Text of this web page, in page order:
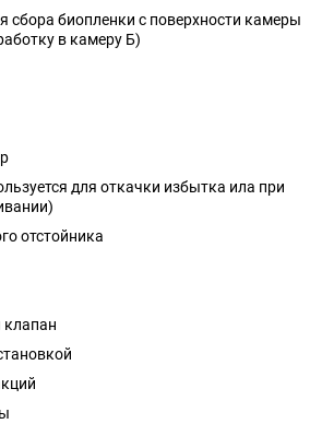
сбора биопленки с поверхности камеры
в камеру Б)
для откачки избытка ила при
отстойника
клапан